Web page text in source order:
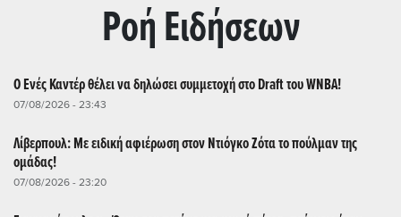
Ρoή Ειδήσεων
Ο Ενές Καντέρ θέλει να δηλώσει συμμετοχή στο Draft του WNBA!
07/08/2026 - 23:43
Λίβερπουλ: Με ειδική αφιέρωση στον Ντιόγκο Ζότα το πούλμαν της
ομάδας!
07/08/2026 - 23:20